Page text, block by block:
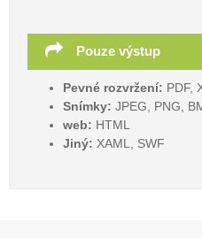
Pouze výstup
Pevné rozvržení: PDF,
Snímky: JPEG, PNG,
web: HTML
Jiný: XAML, SWF